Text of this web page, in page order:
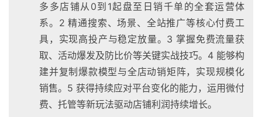
多多店铺从0到1起盘至日销千单的全套运营体
系。2 精通搜索、场景、全站推广等核心付费工
具，实现高投产与稳定放量。3 掌握免费流量获
取、活动爆发及防比价等关键实战技巧。4 能够构
建并复制爆款模型与全店动销矩阵，实现规模化
销售。5 获得持续应对平台变化的能力，运用微付
费、托管等新玩法驱动店铺利润持续增长。